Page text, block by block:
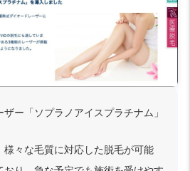
ー「ソプラノアイスプラチナム」
様々な毛質に対応した脱毛が可能